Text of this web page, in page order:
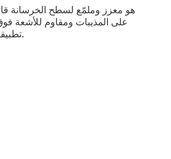
على المذيبات ومقاوم للأشعة
تطبيقات تلميع الخرسانة.